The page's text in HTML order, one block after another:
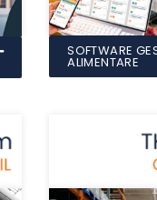
SOFTWARE
ALIMENTARE